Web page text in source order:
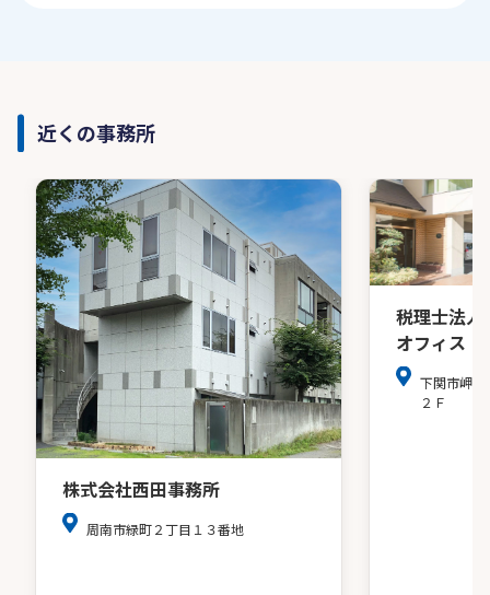
近くの事務所
株式会社西田事務所
周南市緑町２丁目１３番地
税理士法
オフィス
下関市岬之
２Ｆ